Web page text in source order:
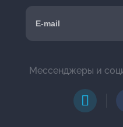
Мессенджеры и